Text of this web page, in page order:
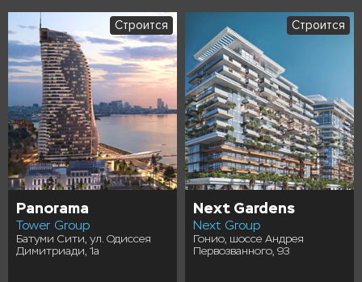
Строится
Panorama
Tower Group
Батуми Сити, ул. Одиссея
Димитриади, 1а
Строится
Next Gardens
Next Group
Гонио, шоссе Андрея
Первозванного, 93